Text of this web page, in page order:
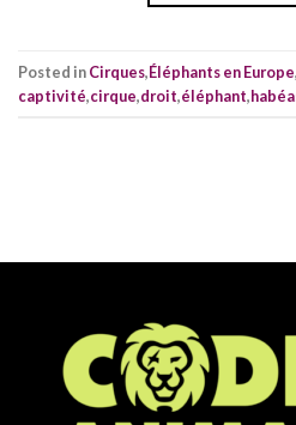
Posted inCirques,Éléphants en Europe,
captivité,cirque,droit,éléphant,